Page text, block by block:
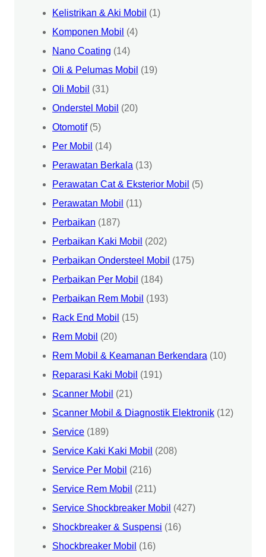
Kelistrikan & Aki Mobil (1)
Komponen Mobil (4)
Nano Coating (14)
Oli & Pelumas Mobil (19)
Oli Mobil (31)
Onderstel Mobil (20)
Otomotif(5)
Per Mobil (14)
Perawatan Berkala (13)
Perawatan Cat & Eksterior Mobil (5)
Perawatan Mobil (11)
Perbaikan (187)
Perbaikan Kaki Mobil (202)
Perbaikan Ondersteel Mobil (175)
Perbaikan Per Mobil (184)
Perbaikan Rem Mobil (193)
Rack End Mobil (15)
Rem Mobil (20)
Rem Mobil & Keamanan Berkendara (10)
Reparasi Kaki Mobil (191)
Scanner Mobil (21)
Scanner Mobil & Diagnostik Elektronik (12)
Service (189)
Service Kaki Kaki Mobil (208)
Service Per Mobil (216)
Service Rem Mobil (211)
Service Shockbreaker Mobil (427)
Shockbreaker & Suspensi (16)
Shockbreaker Mobil (16)